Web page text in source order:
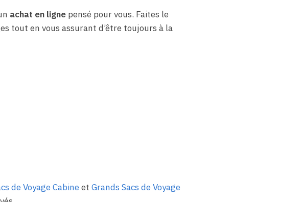
achat en lignepensé pour vous. Faites le
tout en vous assurant d’être toujours à la
de Voyage Cabineet Grands Sacs de Voyage